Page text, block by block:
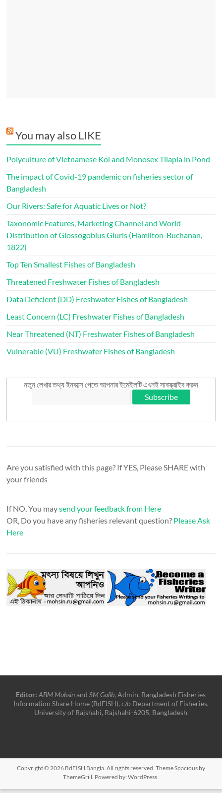
You may also LIKE
Polyculture of Vietnamese Koi and Monosex Tilapia in Pond
The impact of Covid-19 pandemic on fisheries sector of
Bangladesh
Our Rivers: Safe for Aquatic Lives or Not?
Taxonomic Features, Marketing Channel and World
Distribution of Glossogobius Giuris (Hamilton-Buchanan,
1822)
Top Ten Smallest Fishes of Bangladesh
Threatened Freshwater Fishes of Bangladesh
Data Deficient (DD) Freshwater Fishes of Bangladesh
Least Concern (LC) Freshwater Fishes of Bangladesh
Near Threatened (NT) Freshwater Fishes of Bangladesh
Vulnerable (VU) Freshwater Fishes of Bangladesh
নতুন লেখার তথ্য ইনবক্সে পেতে আপনার ইমেইলটি এখনই সাবস্ক্রাইব করুন
Are you satisfied with this page? If YES, Please SHARE with
your friends
If NO, You maysend your feedback from Here
OR, Do you have any fisheries relevant question? Please Ask
Here
Editor: ABM MohsinandSM Galib, Admin, Bangladesh Fisheries
Information Share Home (BdFISH), c/o Department of Fisheries,
University of Rajshahi, Rajshahi-6205, Bangladesh
Copyright © 2026 BdFISH Bangla. All rights reserved. ThemeSpaciousby
ThemeGrill. Powered by:WordPress.